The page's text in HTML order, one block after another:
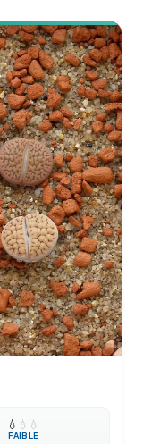
💧 💧 💧
FAIBLE